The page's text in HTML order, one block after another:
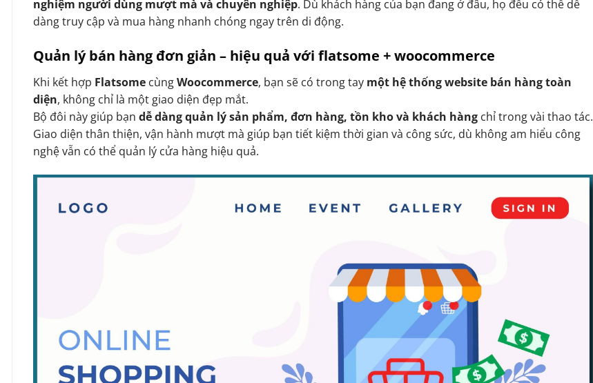
nghiệm người dùng mượt mà và chuyên nghiệp. Dù khách hàng của bạn đang ở đâu, họ đều có thể dễ
dàng truy cập và mua hàng nhanh chóng ngay trên di động.
Quản lý bán hàng đơn giản – hiệu quả với flatsome + woocommerce
Khi kết hợp Flatsome cùngWoocommerce, bạn sẽ có trong tay một hệ thống website bán hàng toàn
diện, không chỉ là một giao diện đẹp mắt.
Bộ đôi này giúp bạn dễ dàng quản lý sản phẩm, đơn hàng, tồn kho và khách hàng chỉ trong vài thao tác.
Giao diện thân thiện, vận hành mượt mà giúp bạn tiết kiệm thời gian và công sức, dù không am hiểu công
nghệ vẫn có thể quản lý cửa hàng hiệu quả.